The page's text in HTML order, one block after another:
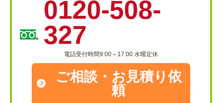
0120-508-
327
電話受付時間9:00～17:00 水曜定休
ご相談・ お見積り依
頼